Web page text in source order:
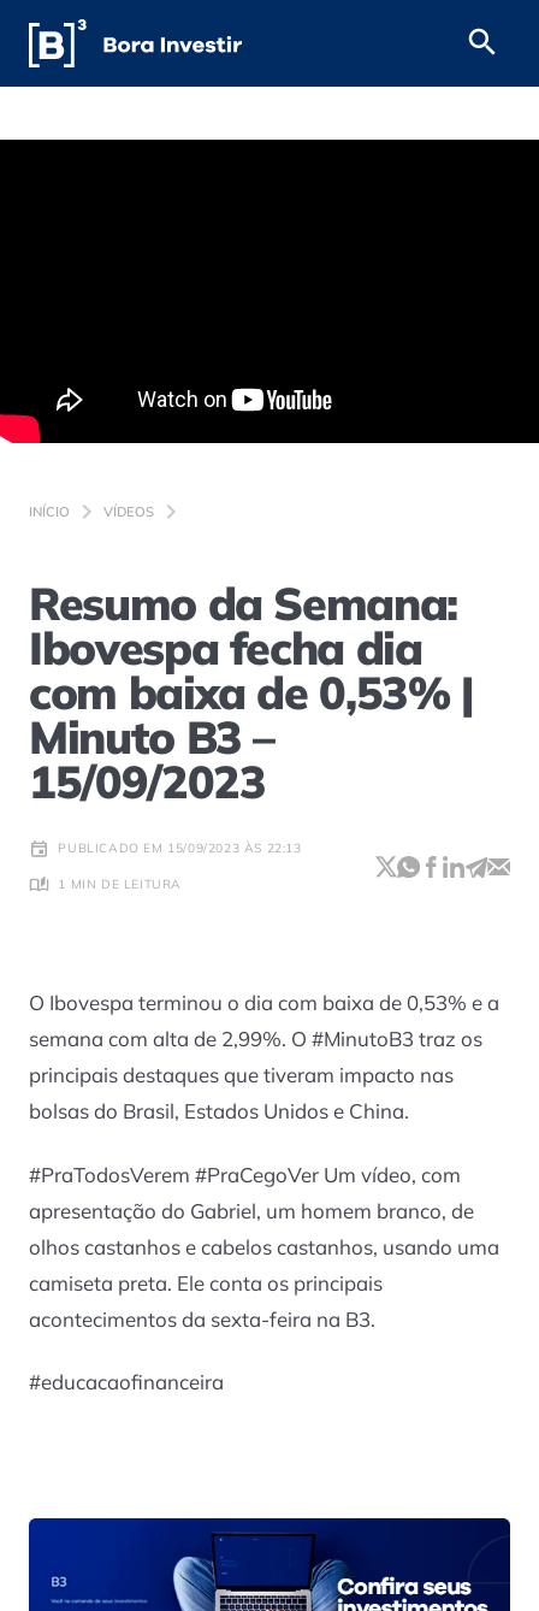
INÍCIO VÍDEOS
Resumo da Semana:
Ibovespa fecha dia
com baixa de 0,53% |
Minuto B3 –
15/09/2023
PUBLICADO EM 15/09/2023 ÀS 22:13
1 MIN DE LEITURA
O Ibovespa terminou o dia com baixa de 0,53% e a
semana com alta de 2,99%. O #MinutoB3 traz os
principais destaques que tiveram impacto nas
bolsas do Brasil, Estados Unidos e China.
#PraTodosVerem #PraCegoVer Um vídeo, com
apresentação do Gabriel, um homem branco, de
olhos castanhos e cabelos castanhos, usando uma
camiseta preta. Ele conta os principais
acontecimentos da sexta-feira na B3.
#educacaofinanceira